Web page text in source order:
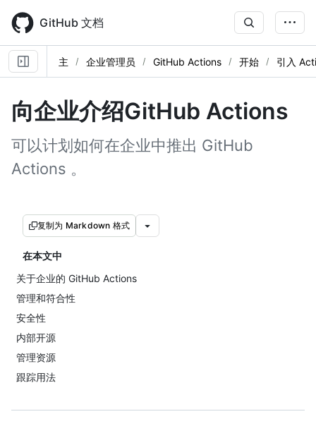
main
content
GitHub 文档
主 企业管理员 GitHub Actions 开始 引入
向企业介绍GitHub Actions
可以计划如何在企业中推出 GitHub
Actions 。
复制为 Markdown 格式
在本文中
关于企业的 GitHub Actions
管理和符合性
安全性
内部开源
管理资源
跟踪用法